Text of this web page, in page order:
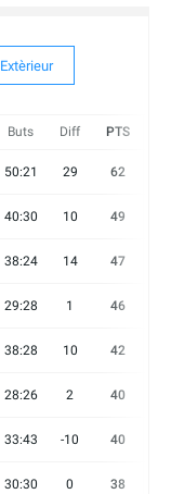
Extèrieur
Buts Diff PTS
50:21 29 62
40:30 10 49
38:24 14 47
29:28 1 46
38:28 10 42
28:26 2 40
33:43 -10 40
30:30 0 38